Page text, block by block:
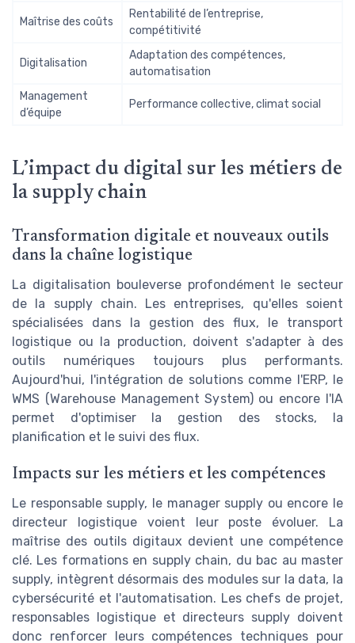
Maîtrise des coûts
Rentabilité de l’entreprise,
compétitivité
Digitalisation
Adaptation des compétences,
automatisation
Management
d’équipe
Performance collective, climat social
L’impact du digital sur les métiers de
la supply chain
Transformation digitale et nouveaux outils
dans la chaîne logistique
La digitalisation bouleverse profondément le secteur
de la supply chain. Les entreprises, qu'elles soient
spécialisées dans la gestion des flux, le transport
logistique ou la production, doivent s'adapter à des
outils numériques toujours plus performants.
Aujourd'hui, l'intégration de solutions comme l'ERP, le
WMS (Warehouse Management System) ou encore l'IA
permet d'optimiser la gestion des stocks, la
planification et le suivi des flux.
Impacts sur les métiers et les compétences
Le responsable supply, le manager supply ou encore le
directeur logistique voient leur poste évoluer. La
maîtrise des outils digitaux devient une compétence
clé. Les formations en supply chain, du bac au master
supply, intègrent désormais des modules sur la data, la
cybersécurité et l'automatisation. Les chefs de projet,
responsables logistique et directeurs supply doivent
donc renforcer leurs compétences techniques pour